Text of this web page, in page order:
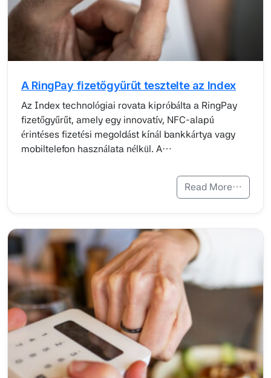
A RingPay fizetőgyűrűt tesztelte az Index
Az Index technológiai rovata kipróbálta a RingPay
fizetőgyűrűt, amely egy innovatív, NFC-alapú
érintéses fizetési megoldást kínál bankkártya vagy
mobiltelefon használata nélkül. A…
Read More…